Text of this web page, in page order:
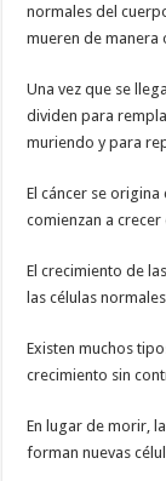
normales del
mueren de manera
Una vez que se
dividen para
muriendo y para
El cáncer se
comienzan a
El crecimiento de
las células
Existen muchos
crecimiento sin
En lugar de morir,
forman nuevas